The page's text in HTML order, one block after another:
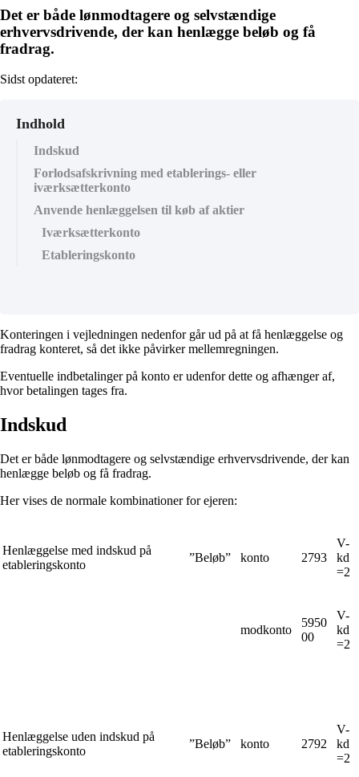
Det er både lønmodtagere og selvstændige
erhvervsdrivende, der kan henlægge beløb og få
fradrag.
Sidst opdateret:
Indhold
Indskud
Forlodsafskrivning med etablerings- eller
iværksætterkonto
Anvende henlæggelsen til køb af aktier
Iværksætterkonto
Etableringskonto
Konteringen i vejledningen nedenfor går ud på at få henlæggelse og
fradrag konteret, så det ikke påvirker mellemregningen.
Eventuelle indbetalinger på konto er udenfor dette og afhænger af,
hvor betalingen tages fra.
Indskud
Det er både lønmodtagere og selvstændige erhvervsdrivende, der kan
henlægge beløb og få fradrag.
Her vises de normale kombinationer for ejeren:
Henlæggelse med indskud på
etableringskonto
”Beløb” konto 2793
V-
kd
=2
modkonto
5950
00
V-
kd
=2
Henlæggelse uden indskud på
etableringskonto
”Beløb” konto 2792
V-
kd
=2